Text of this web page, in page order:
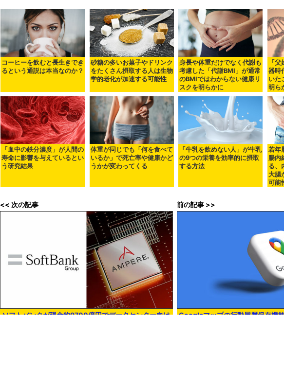
コーヒーを飲むと長生きでき
るという通説は本当なのか？
砂糖の多いお菓子やドリンク
をたくさん摂取する人は生物
学的老化が加速する可能性
身長や体重だけでなく代謝も
考慮した「代謝BMI」が通常
のBMIではわからない健康リ
スクを明らかに
「
器時
いた
明ら
「血中の鉄分濃度」が人間の
寿命に影響を与えているとい
う研究結果
体重が同じでも「何を食べて
いるか」で死亡率や健康かど
うかが変わってくる
「牛乳を飲めない人」が牛乳
の9つの栄養を効率的に摂取
する方法
若年
腸内
る、
大腸
可能
<< 次の記事
ソフトバンクが現金約9700億円でデータセンター向け
前の記事 >>
Googleマップの行動履歴保存機